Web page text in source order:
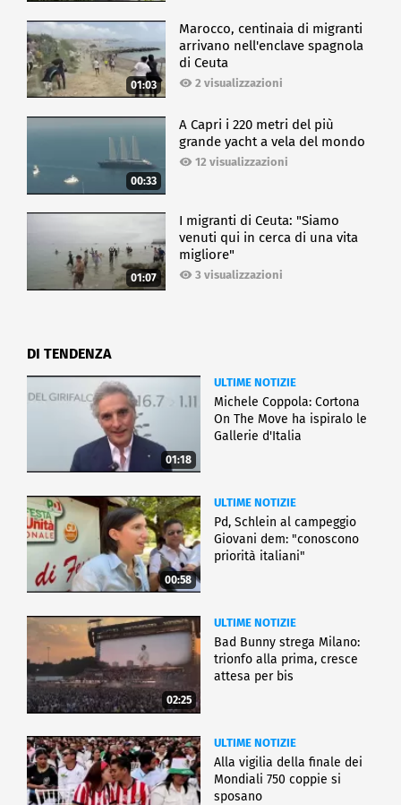
01:03
Marocco, centinaia di migranti
arrivano nell'enclave spagnola
di Ceuta
2 visualizzazioni
00:33
A Capri i 220 metri del più
grande yacht a vela del mondo
12 visualizzazioni
01:07
I migranti di Ceuta: "Siamo
venuti qui in cerca di una vita
migliore"
3 visualizzazioni
DI TENDENZA
01:18
ULTIME NOTIZIE
Michele Coppola: Cortona
On The Move ha ispiralo le
Gallerie d'Italia
00:58
ULTIME NOTIZIE
Pd, Schlein al campeggio
Giovani dem: "conoscono
priorità italiani"
02:25
ULTIME NOTIZIE
Bad Bunny strega Milano:
trionfo alla prima, cresce
attesa per bis
ULTIME NOTIZIE
Alla vigilia della finale dei
Mondiali 750 coppie si
sposano